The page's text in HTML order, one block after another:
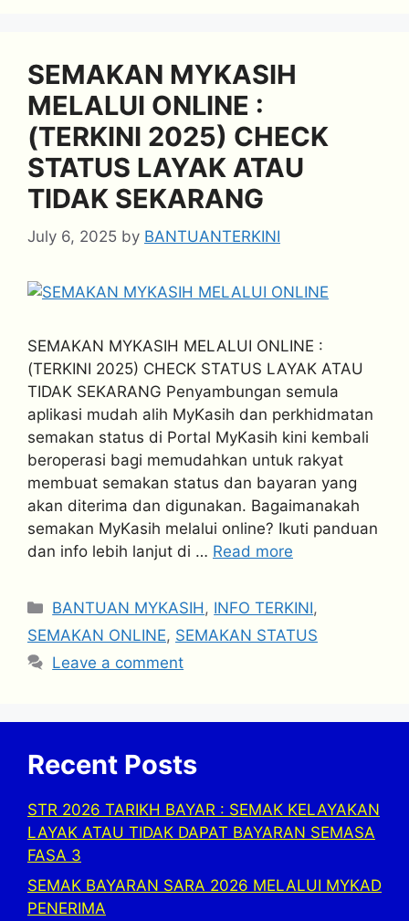
SEMAKAN MYKASIH
MELALUI ONLINE :
(TERKINI 2025) CHECK
STATUS LAYAK ATAU
TIDAK SEKARANG
July 6, 2025 by BANTUANTERKINI
SEMAKAN MYKASIH MELALUI ONLINE :
(TERKINI 2025) CHECK STATUS LAYAK ATAU
TIDAK SEKARANG Penyambungan semula
aplikasi mudah alih MyKasih dan perkhidmatan
semakan status di Portal MyKasih kini kembali
beroperasi bagi memudahkan untuk rakyat
membuat semakan status dan bayaran yang
akan diterima dan digunakan. Bagaimanakah
semakan MyKasih melalui online? Ikuti panduan
dan info lebih lanjut di … Read more
Categories
BANTUAN MYKASIH , INFO TERKINI,
SEMAKAN ONLINE, SEMAKAN STATUS
Leave a comment
Recent Posts
STR 2026 TARIKH BAYAR : SEMAK KELAYAKAN
LAYAK ATAU TIDAK DAPAT BAYARAN SEMASA
FASA 3
SEMAK BAYARAN SARA 2026 MELALUI MYKAD
PENERIMA